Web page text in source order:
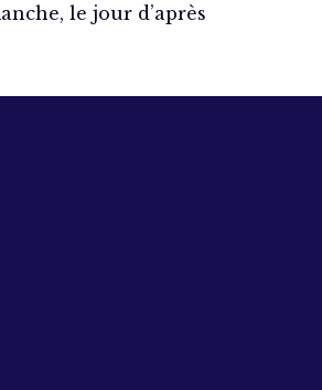
le jour d’après